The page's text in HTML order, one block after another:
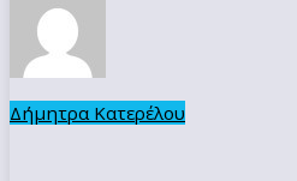
Δήμητρα Κατερέλου